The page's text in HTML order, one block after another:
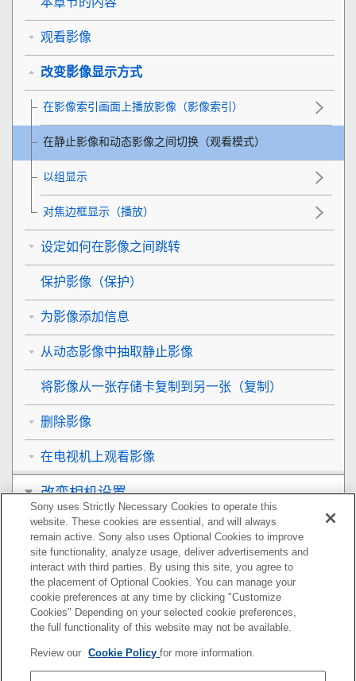
观看影像
改变影像显示方式
在影像索引画面上播放影像（影像索引）
在静止影像和动态影像之间切换（观看模式）
以组显示
对焦边框显示 （播放）
设定如何在影像之间跳转
保护影像（保护）
为影像添加信息
从动态影像中抽取静止影像
将影像从一张存储卡复制到另一张（复制 ）
删除影像
在电视机上观看影像
改变相机设置
在智能手机上可用的功能
使用电脑
附录
如果遇到问题
Sony uses Strictly Necessary Cookies to operate this
website. These cookies are essential, and will always
remain active. Sony also uses Optional Cookies to improve
site functionality, analyze usage, deliver advertisements and
interact with third parties. By using this site, you agree to
the placement of Optional Cookies. You can manage your
cookie preferences at any time by clicking "Customize
Cookies" Depending on your selected cookie preferences,
the full functionality of this website may not be available.
Review our Cookie Policyfor more information.